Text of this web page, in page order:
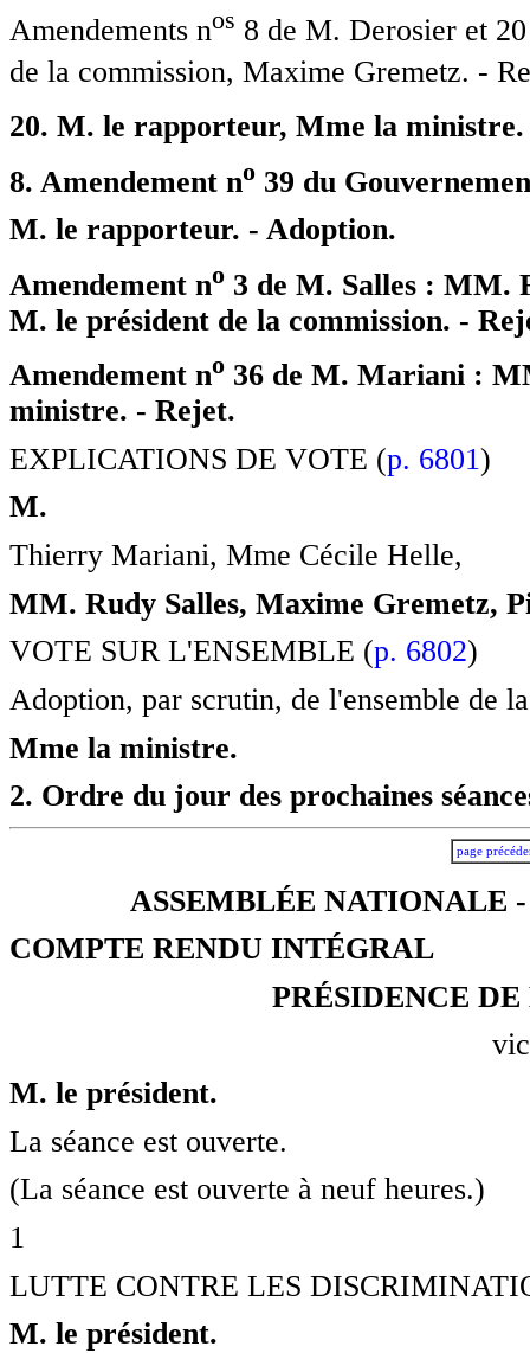
Amendements nos 8 de M. Derosier et
de la commission, Maxime Gremetz. -
20. M. le rapporteur, Mme la
8. Amendement no 39 du
M. le rapporteur. - Adoption.
Amendement no 3 de M. Salles : MM.
M. le président de la commission. -
Amendement no 36 de M. Mariani :
ministre. - Rejet.
EXPLICATIONS DE VOTE (p. 6801)
M.
Thierry Mariani, Mme Cécile Helle,
MM. Rudy Salles, Maxime Gremetz,
VOTE SUR L'ENSEMBLE (p. 6802)
Adoption, par scrutin, de l'ensemble de
Mme la ministre.
2. Ordre du jour des prochaines
page
ASSEMBLÉE NATIONALE
COMPTE RENDU INTÉGRAL
PRÉSIDENCE
M. le président.
La séance est ouverte.
(La séance est ouverte à neuf heures.)
1
LUTTE CONTRE LES
M. le président.